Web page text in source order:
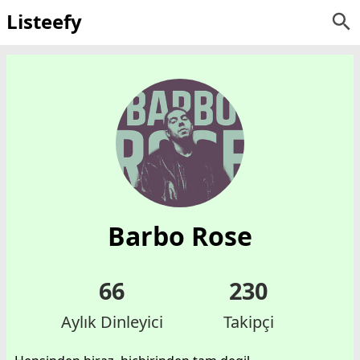
Listeefy
Barbo Rose
66
Aylık Dinleyici
230
Takipçi